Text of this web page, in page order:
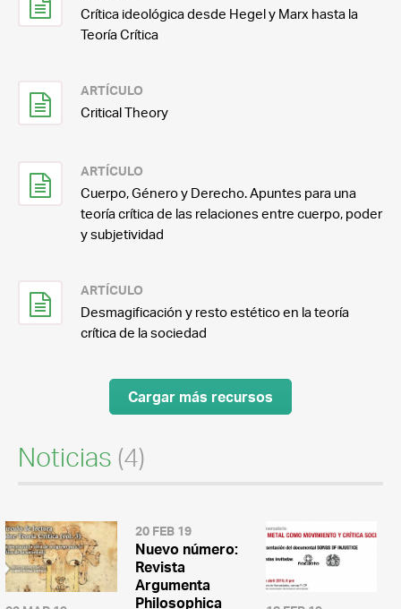
Crítica ideológica desde Hegel y Marx hasta la
Teoría Crítica
ARTÍCULO
Critical Theory
ARTÍCULO
Cuerpo, Género y Derecho. Apuntes para una
teoría crítica de las relaciones entre cuerpo, poder
y subjetividad
ARTÍCULO
Desmagificación y resto estético en la teoría
crítica de la sociedad
Cargar más recursos
Noticias (4)
20 FEB 19
Nuevo número:
Revista
Argumenta
Philosophica